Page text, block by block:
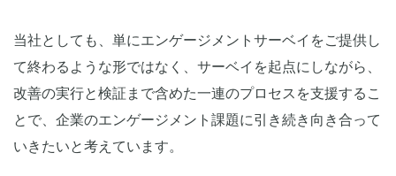
当社としても、単にエンゲージメントサーベイをご提供し
て終わるような形ではなく、サーベイを起点にしながら、
改善の実行と検証まで含めた一連のプロセスを支援するこ
とで、企業のエンゲージメント課題に引き続き向き合って
いきたいと考えています。